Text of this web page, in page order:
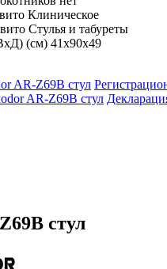
Клиническое
Стулья и табуреты
(см) 41х90х49
AR-Z69B стул
AR-Z69B стул
стул